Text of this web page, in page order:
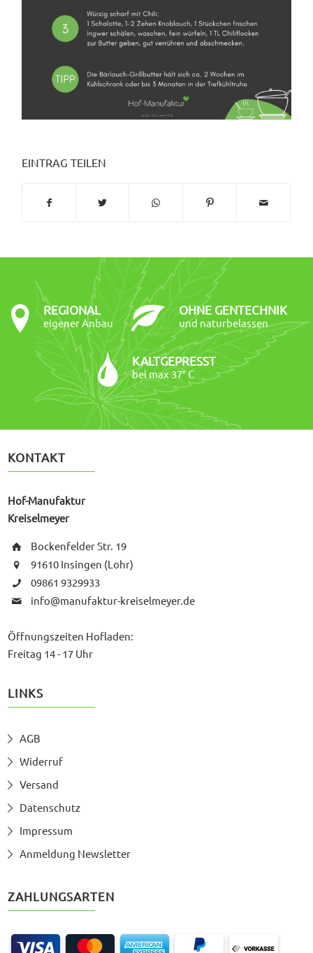
EINTRAG TEILEN
REGIONAL
eigener Anbau
OHNE GENTECHNIK
und naturbelassen
KALTGEPRESST
bei max 37° C
KONTAKT
Hof-Manufaktur
Kreiselmeyer
Bockenfelder Str. 19
91610 Insingen (Lohr)
09861 9329933
info@manufaktur-kreiselmeyer.de
Öffnungszeiten Hofladen:
Freitag 14 - 17 Uhr
LINKS
AGB
Widerruf
Versand
Datenschutz
Impressum
Anmeldung Newsletter
ZAHLUNGSARTEN